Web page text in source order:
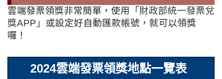
雲端發票領獎非常簡單，使用
「財政部統一發票兌
獎APP」 或設定好自動匯款帳號，就可以領獎
囉！
2024雲端發票領獎地點一覽表